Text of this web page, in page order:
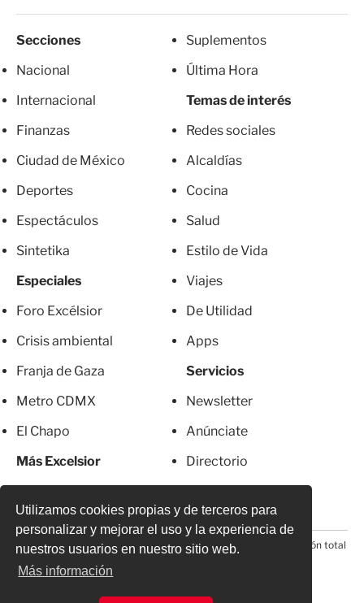
Utilizamos cookies propias y de terceros para
personalizar y mejorar el uso y la experiencia de
nuestros usuarios en nuestro sitio web.
Más información
Secciones
Nacional
Internacional
Finanzas
Ciudad de México
Deportes
Espectáculos
Sintetika
Especiales
Foro Excélsior
Crisis ambiental
Franja de Gaza
Metro CDMX
El Chapo
Más Excelsior
Suplementos
Última Hora
Temas de interés
Redes sociales
Alcaldías
Cocina
Salud
Estilo de Vida
Viajes
De Utilidad
Apps
Servicios
Newsletter
Anúnciate
Directorio
© 2026 Todos los derechos reservados. Prohibida la reproducción total
o parcial, incluyendo cualquier medio electrónico*